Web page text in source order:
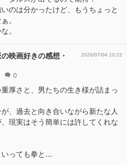
のは分かったけど、もうちょっと
。
。
映画好きの感想・
0
2026/07/04 10:22
厚さと、男たちの生き様が詰まっ
、過去と向き合いながら新たな人
現実はそう簡単には許してくれな
いっても拳と…